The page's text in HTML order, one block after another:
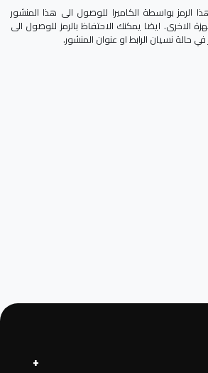
الرمز بواسطة الكاميرا للوصول الى هذا المنشور
الاخرى. ايضا يمكنك الاحتفاظ بالرمز للوصول الى
حالة نسيان الرابط او عنوان المنشور.